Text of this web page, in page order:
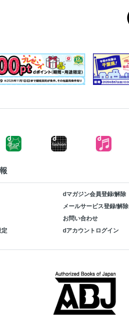
dマガジン会員登録/解除
メールサービス登録/解除
お問い合わせ
定
dアカウントログイン